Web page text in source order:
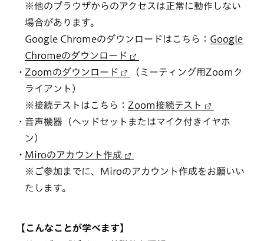
※他のブラウザからのアクセスは正常に動作しない
場合があります。
Google Chromeのダウンロードはこちら： Google
Chromeのダウンロード
Zoomのダウンロード
（ミーティング用Zoomク
ライアント）
※接続テストはこちら： Zoom接続テスト
音声機器（ヘッドセットまたはマイク付きイヤホ
ン）
Miroのアカウント作成
※ご参加までに、Miroのアカウント作成をお願いい
たします。
【こんなことが学べます】